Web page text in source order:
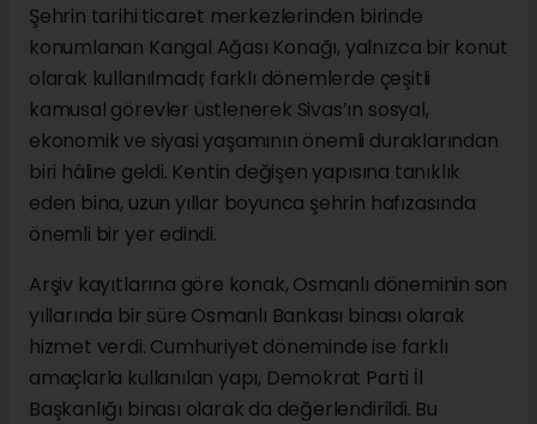
Şehrin tarihi ticaret merkezlerinden birinde
konumlanan Kangal Ağası Konağı, yalnızca bir konut
olarak kullanılmadı; farklı dönemlerde çeşitli
kamusal görevler üstlenerek Sivas’ın sosyal,
ekonomik ve siyasi yaşamının önemli duraklarından
biri hâline geldi. Kentin değişen yapısına tanıklık
eden bina, uzun yıllar boyunca şehrin hafızasında
önemli bir yer edindi.
Arşiv kayıtlarına göre konak, Osmanlı döneminin son
yıllarında bir süre Osmanlı Bankası binası olarak
hizmet verdi. Cumhuriyet döneminde ise farklı
amaçlarla kullanılan yapı, Demokrat Parti İl
Başkanlığı binası olarak da değerlendirildi. Bu